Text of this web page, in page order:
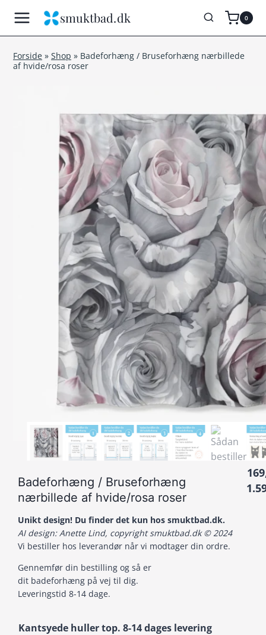
indhold
smuktbad.dk 0
Forside » Shop » Badeforhæng / Bruseforhæng nærbillede
af hvide/rosa roser
Badeforhæng / Bruseforhæng
nærbillede af hvide/rosa roser
Unikt design! Du finder det kun hos smuktbad.dk.
AI design: Anette Lind, copyright smuktbad.dk © 2024
Vi bestiller hos leverandør når vi modtager din ordre.
Gennemfør din bestilling og så er
dit badeforhæng på vej til dig.
Leveringstid 8-14 dage.
Kantsyede huller top. 8-14 dages levering